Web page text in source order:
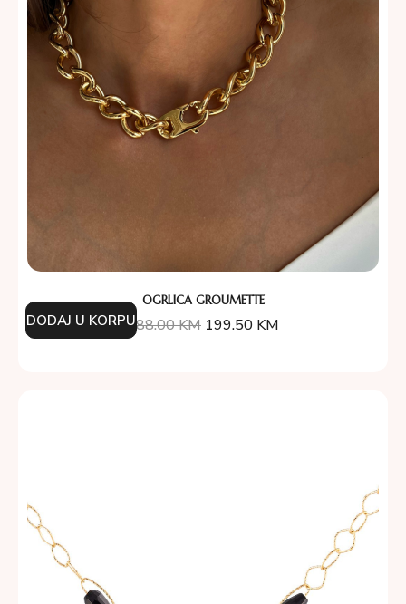
OGRLICA GROUMETTE
388.00KM 199.50 KM
DODAJ U KORPU